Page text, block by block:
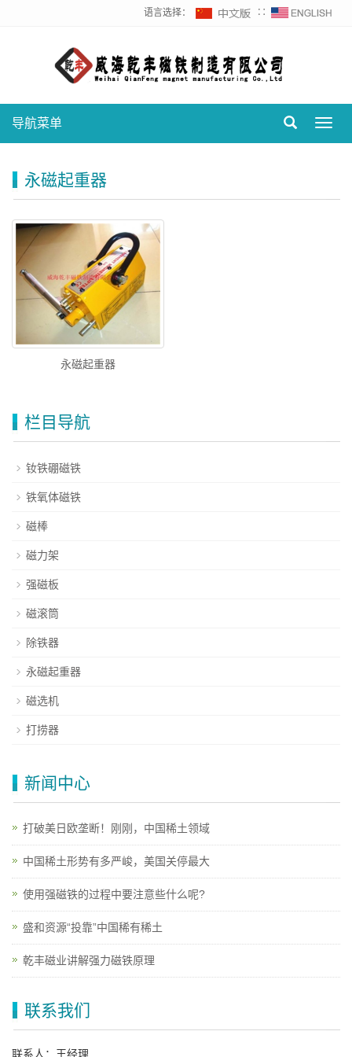
语言选择： ∷
导航菜单
永磁起重器
永磁起重器
栏目导航
钕铁硼磁铁
铁氧体磁铁
磁棒
磁力架
强磁板
磁滚筒
除铁器
永磁起重器
磁选机
打捞器
新闻中心
打破美日欧垄断！刚刚，中国稀土领域
中国稀土形势有多严峻，美国关停最大
使用强磁铁的过程中要注意些什么呢?
盛和资源“投靠”中国稀有稀土
乾丰磁业讲解强力磁铁原理
联系我们
联系人：王经理